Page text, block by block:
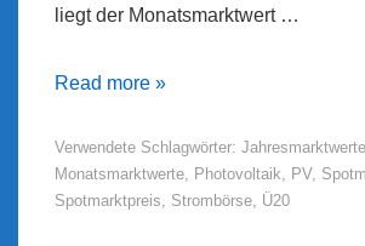
liegt der Monatsmarktwert …
Marktwert
–
Update
Read more »
Verwendete Schlagwörter: Jahresmarktwerte
Monatsmarktwerte, Photovoltaik, PV,
Spotmarktpreis, Strombörse, Ü20